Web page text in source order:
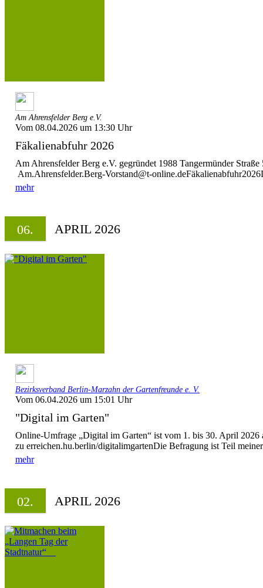
Am Ahrensfelder Berg e.V.
Vom 08.04.2026 um 13:30 Uhr
Fäkalienabfuhr 2026
Am Ahrensfelder Berg e.V. gegründet 1988 Tangermünder
Am.Ahrensfelder.Berg-Vorstand@t-
mehr
06. APRIL 2026
Bezirksverband Berlin-Marzahn der Gartenfreunde e. V.
Vom 06.04.2026 um 15:01 Uhr
"Digital im Garten"
Online-Umfrage „Digital im Garten“ ist vom 1. bis 30. April
zu erreichen.hu.berlin/digitalimgartenDie Befragung ist Teil
mehr
02. APRIL 2026